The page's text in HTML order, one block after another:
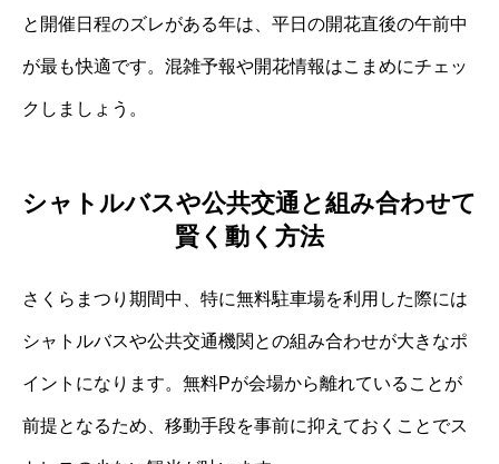
と開催日程のズレがある年は、平日の開花直後の午前中
が最も快適です。混雑予報や開花情報はこまめにチェッ
クしましょう。
シャトルバスや公共交通と組み合わせて
賢く動く方法
さくらまつり期間中、特に無料駐車場を利用した際には
シャトルバスや公共交通機関との組み合わせが大きなポ
イントになります。無料Pが会場から離れていることが
前提となるため、移動手段を事前に抑えておくことでス